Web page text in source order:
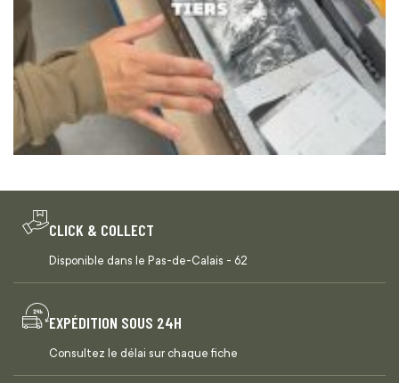
CLICK & COLLECT
Disponible dans le Pas-de-Calais - 62
EXPÉDITION SOUS 24H
Consultez le délai sur chaque fiche